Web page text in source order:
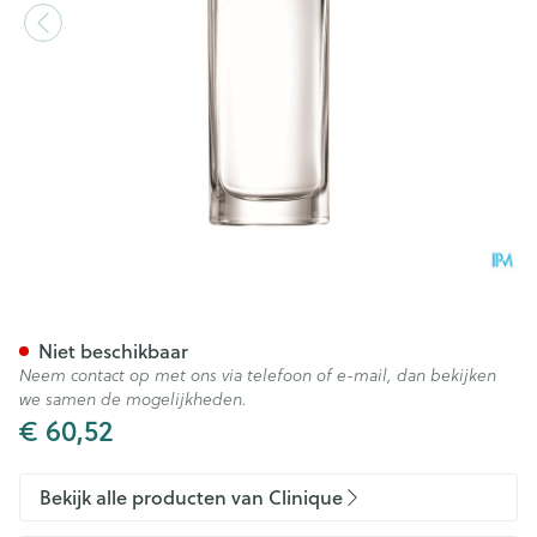
€ 60,52
Niet beschikbaar
Neem contact op met ons via telefoon of e-mail, dan bekijken
we samen de mogelijkheden.
Bekijk alle producten van Clinique